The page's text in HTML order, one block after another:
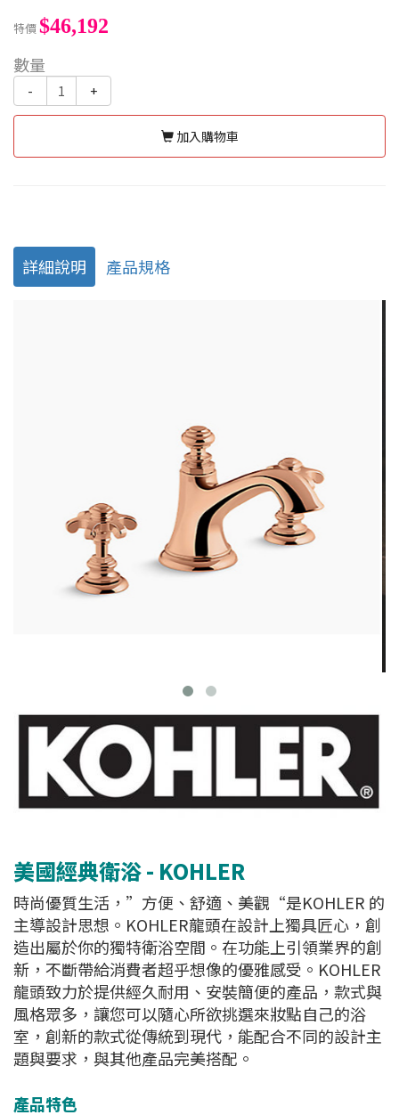
特價$46,192
數量
- +
加入購物車
詳細說明 產品規格
美國經典衛浴 - KOHLER
時尚優質生活，”方便、舒適、美觀“是KOHLER 的
主導設計思想。KOHLER龍頭在設計上獨具匠心，創
造出屬於你的獨特衛浴空間。在功能上引領業界的創
新，不斷帶給消費者超乎想像的優雅感受。KOHLER
龍頭致力於提供經久耐用、安裝簡便的產品，款式與
風格眾多，讓您可以隨心所欲挑選來妝點自己的浴
室，創新的款式從傳統到現代，能配合不同的設計主
題與要求，與其他產品完美搭配。
產品特色